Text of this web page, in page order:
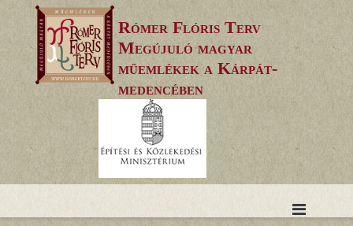
to
content
Rómer Flóris Terv
Megújuló magyar
műemlékek a Kárpát-
medencében